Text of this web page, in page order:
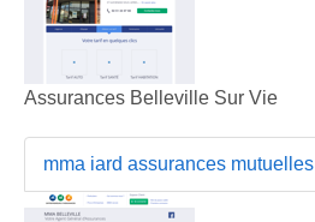
Assurances Belleville Sur Vie
mma iard assurances mutuelles